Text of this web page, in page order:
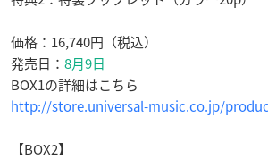
価格：16,740円（税込）
発売日： 8月9日
BOX1の詳細はこちら
http://store.universal-music.co.jp/
【BOX2】